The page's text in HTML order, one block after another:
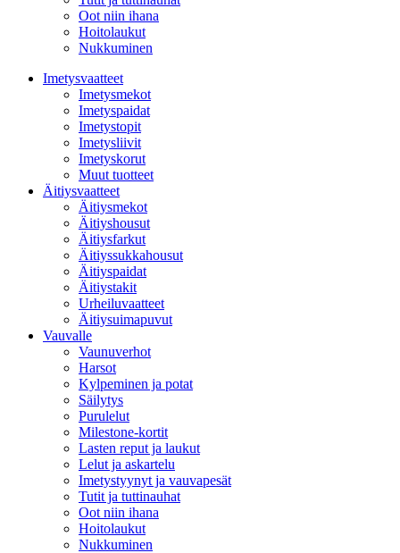
Oot niin ihana
Hoitolaukut
Nukkuminen
Imetysvaatteet
Imetysmekot
Imetyspaidat
Imetystopit
Imetysliivit
Imetyskorut
Muut tuotteet
Äitiysvaatteet
Äitiysmekot
Äitiyshousut
Äitiysfarkut
Äitiyssukkahousut
Äitiyspaidat
Äitiystakit
Urheiluvaatteet
Äitiysuimapuvut
Vauvalle
Vaunuverhot
Harsot
Kylpeminen ja potat
Säilytys
Purulelut
Milestone-kortit
Lasten reput ja laukut
Lelut ja askartelu
Imetystyynyt ja vauvapesät
Tutit ja tuttinauhat
Oot niin ihana
Hoitolaukut
Nukkuminen